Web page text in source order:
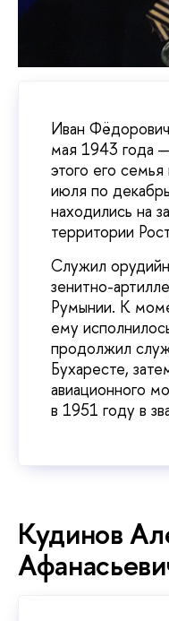
Иван
мая 1943 года
этого его
июля по
находились на
территории
Служил
зенитно-
Румынии. К
ему
продолжил
Бухаресте,
авиационного
в 1951 году в
Кудинов